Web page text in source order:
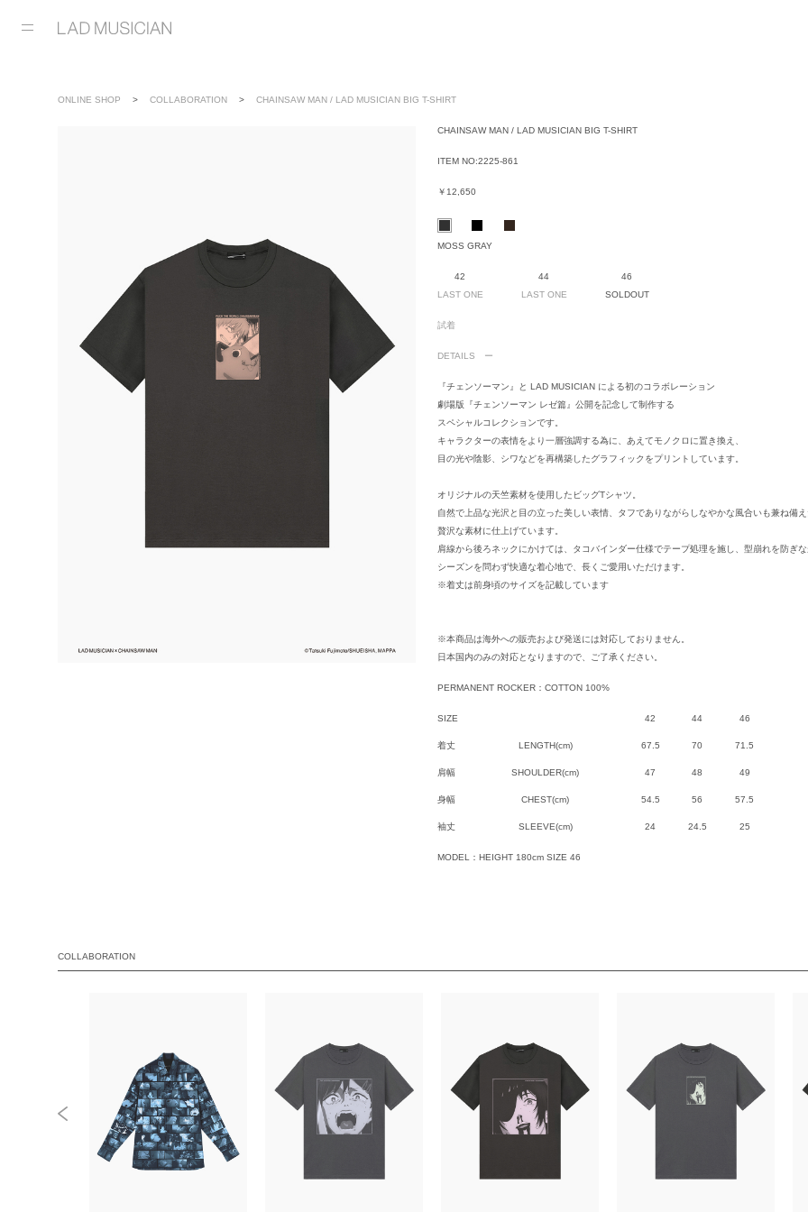
ONLINE SHOP COLLABORATION CHAINSAW MAN / LAD MUSICIAN BIG T-SHIRT
CHAINSAW MAN / LAD MUSICIAN BIG T-SHIRT
ITEM NO:2225-861
￥12,650
MOSS GRAY
42
LAST ONE
44
LAST ONE
46
SOLDOUT
試着
DETAILS
『チェンソーマン』と LAD MUSICIAN による初のコラボレーション
劇場版『チェンソーマン レゼ篇』公開を記念して制作する
スペシャルコレクションです。
キャラクターの表情をより一層強調する為に、あえてモノクロに置き換え、
目の光や陰影、シワなどを再構築したグラフィックをプリントしています。
オリジナルの天竺素材を使用したビッグTシャツ。
自然で上品な光沢と目の立った美しい表情、タフでありながらしなやかな風合いも兼ね備え
贅沢な素材に仕上げています。
肩線から後ろネックにかけては、タコバインダー仕様でテープ処理を施し、型崩れを防ぎな
シーズンを問わず快適な着心地で、長くご愛用いただけます。
※着丈は前身頃のサイズを記載しています
※本商品は海外への販売および発送には対応しておりません。
日本国内のみの対応となりますので、ご了承ください。
PERMANENT ROCKER：COTTON 100%
SIZE 42 44 46
着丈 LENGTH(cm) 67.5 70 71.5
肩幅 SHOULDER(cm) 47 48 49
身幅 CHEST(cm) 54.5 56 57.5
袖丈 SLEEVE(cm) 24 24.5 25
MODEL：HEIGHT 180cm SIZE 46
COLLABORATION